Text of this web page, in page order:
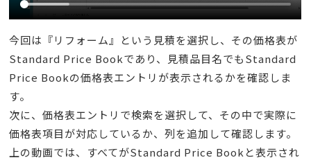
今回は『リフォーム』という見積を選択し、その価格表が
Standard Price Bookであり、見積品目名でもStandard
Price Bookの価格表エントリが表示されるかを確認しま
す。
次に、価格表エントリで検索を選択して、その中で実際に
価格表項目が対応しているか、列を追加して確認します。
上の動画では、すべてがStandard Price Bookと表示され